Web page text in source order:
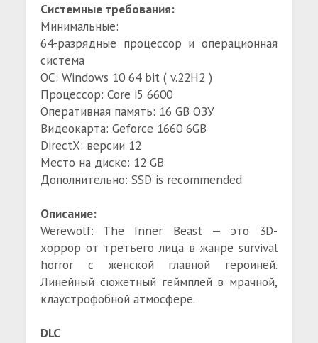
Системные требования:
Минимальные:
64-разрядные процессор и операционная
система
ОС: Windows 10 64 bit ( v.22H2 )
Процессор: Core i5 6600
Оперативная память: 16 GB ОЗУ
Видеокарта: Geforce 1660 6GB
DirectX: версии 12
Место на диске: 12 GB
Дополнительно: SSD is recommended
Описание:
Werewolf: The Inner Beast — это 3D-
хоррор от третьего лица в жанре survival
horror с женской главной героиней.
Линейный сюжетный геймплей в мрачной,
клаустрофобной атмосфере.
DLC